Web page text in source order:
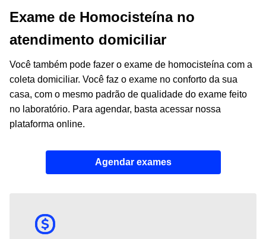
Exame de Homocisteína no
atendimento domiciliar
Você também pode fazer o exame de homocisteína com a
coleta domiciliar. Você faz o exame no conforto da sua
casa, com o mesmo padrão de qualidade do exame feito
no laboratório. Para agendar, basta acessar nossa
plataforma online.
Agendar exames